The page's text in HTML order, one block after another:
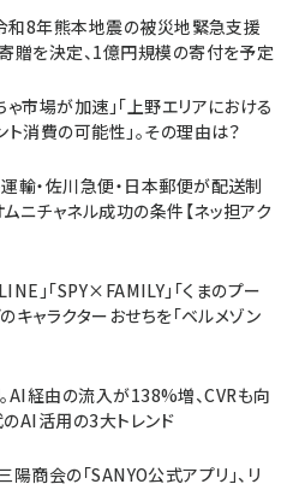
令和8年熊本地震の被災地緊急支援
贈を決定、1億円規模の寄付を予定
市場が加速」「上野エリアにおける
消費の可能性」。その理由は？
輸・佐川急便・日本郵便が配送制
ニチャネル成功の条件【ネッ担アク
」「SPY×FAMILY」「くまのプー
キャラクターおせちを「ベルメゾン
経由の流入が138%増、CVRも向
のAI活用の3大トレンド
商会の「SANYO公式アプリ」、リ